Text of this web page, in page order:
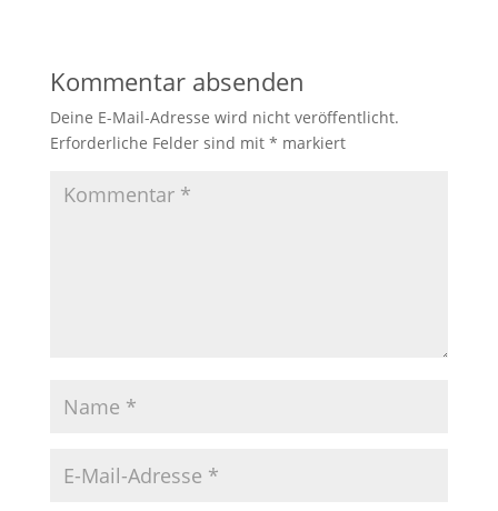
Kommentar absenden
Deine E-Mail-Adresse wird nicht veröffentlicht.
Erforderliche Felder sind mit * markiert